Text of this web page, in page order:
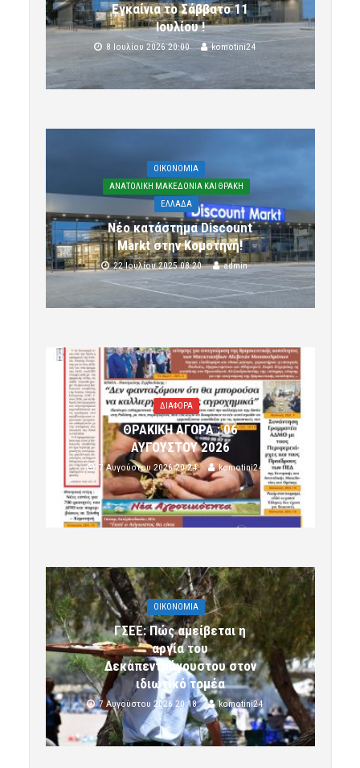
Εγκαίνια το Σάββατο 11
Ιουλίου !
8 Ιουλίου 2026 20:00 komotini24
OIKONOMIA
ΑΝΑΤΟΛΙΚΗ ΜΑΚΕΔΟΝΙΑ ΚΑΙ ΘΡΑΚΗ
ΕΛΛΑΔΑ
Νέο κατάστημα Discount
Markt στην Κομοτηνή!
22 Ιουλίου 2025 08:20 admin
ΔΙΑΦΟΡΑ
ΘΡΑΚΙΚΗ ΑΓΟΡΑ : 06
ΑΥΓΟΥΣΤΟΥ 2026
7 Αυγούστου 2026 20:24 komotini24
OIKONOMIA
ΓΣΕΕ: Πώς αμείβεται η
αργία του
Δεκαπενταύγουστου στον
ιδιωτικό τομέα
7 Αυγούστου 2026 20:18 komotini24